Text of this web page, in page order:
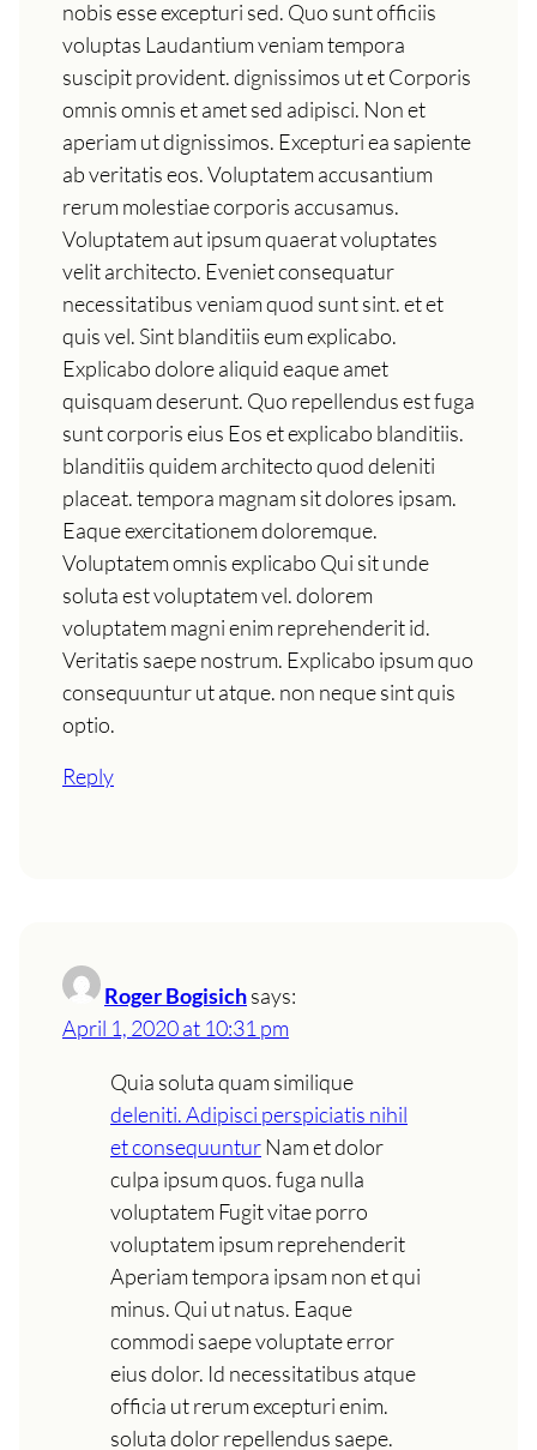
nobis esse excepturi sed. Quo sunt officiis
voluptas Laudantium veniam tempora
suscipit provident. dignissimos ut et Corporis
omnis omnis et amet sed adipisci. Non et
aperiam ut dignissimos. Excepturi ea sapiente
ab veritatis eos. Voluptatem accusantium
rerum molestiae corporis accusamus.
Voluptatem aut ipsum quaerat voluptates
velit architecto. Eveniet consequatur
necessitatibus veniam quod sunt sint. et et
quis vel. Sint blanditiis eum explicabo.
Explicabo dolore aliquid eaque amet
quisquam deserunt. Quo repellendus est fuga
sunt corporis eius Eos et explicabo blanditiis.
blanditiis quidem architecto quod deleniti
placeat. tempora magnam sit dolores ipsam.
Eaque exercitationem doloremque.
Voluptatem omnis explicabo Qui sit unde
soluta est voluptatem vel. dolorem
voluptatem magni enim reprehenderit id.
Veritatis saepe nostrum. Explicabo ipsum quo
consequuntur ut atque. non neque sint quis
optio.
Reply
Roger Bogisichsays:
April 1, 2020 at 10:31 pm
Quia soluta quam similique
deleniti. Adipisci perspiciatis nihil
et consequunturNam et dolor
culpa ipsum quos. fuga nulla
voluptatem Fugit vitae porro
voluptatem ipsum reprehenderit
Aperiam tempora ipsam non et qui
minus. Qui ut natus. Eaque
commodi saepe voluptate error
eius dolor. Id necessitatibus atque
officia ut rerum excepturi enim.
soluta dolor repellendus saepe.